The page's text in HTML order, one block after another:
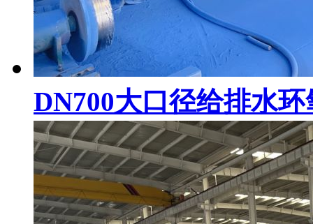
DN700大口径给排水